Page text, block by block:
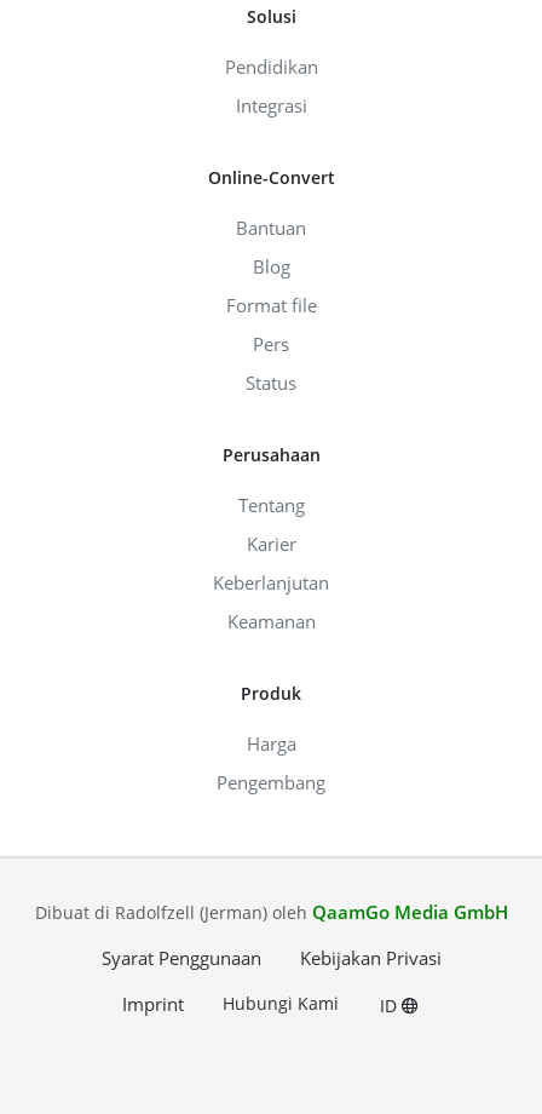
Solusi
Pendidikan
Integrasi
Online-Convert
Bantuan
Blog
Format file
Pers
Status
Perusahaan
Tentang
Karier
Keberlanjutan
Keamanan
Produk
Harga
Pengembang
Dibuat di Radolfzell (Jerman) oleh QaamGo Media GmbH
Syarat Penggunaan
Kebijakan Privasi
Imprint
Hubungi Kami ID